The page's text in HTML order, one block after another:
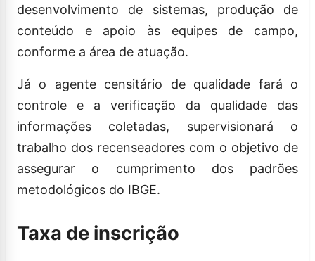
desenvolvimento de sistemas, produção de
conteúdo e apoio às equipes de campo,
conforme a área de atuação.
Já o agente censitário de qualidade fará o
controle e a verificação da qualidade das
informações coletadas, supervisionará o
trabalho dos recenseadores com o objetivo de
assegurar o cumprimento dos padrões
metodológicos do IBGE.
Taxa de inscrição